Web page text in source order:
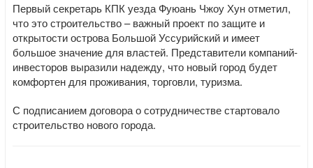
Первый секретарь КПК уезда Фуюань Чжоу Хун отметил,
что это строительство – важный проект по защите и
открытости острова Большой Уссурийский и имеет
большое значение для властей. Представители компаний-
инвесторов выразили надежду, что новый город будет
комфортен для проживания, торговли, туризма.
С подписанием договора о сотрудничестве стартовало
строительство нового города.